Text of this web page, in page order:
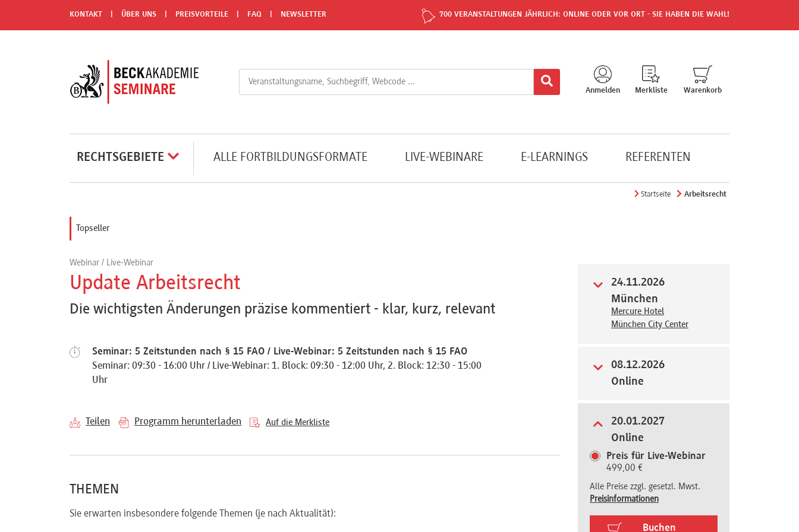
KONTAKT ÜBER UNS PREISVORTEILE FAQ NEWSLETTER 700 VERANSTALTUNGEN JÄHRLICH: ONLINE ODER VOR ORT - SIE HABEN DIE WAHL!
Anmelden Merkliste Warenkorb
RECHTSGEBIETE ALLE FORTBILDUNGSFORMATE LIVE-WEBINARE E-LEARNINGS REFERENTEN
Startseite Arbeitsrecht
Topseller
Webinar / Live-Webinar
Update Arbeitsrecht
Die wichtigsten Änderungen präzise kommentiert - klar, kurz, relevant
Seminar: 5 Zeitstunden nach § 15 FAO / Live-Webinar: 5 Zeitstunden nach § 15 FAO
Seminar: 09:30 - 16:00 Uhr / Live-Webinar: 1. Block: 09:30 - 12:00 Uhr, 2. Block: 12:30 - 15:00
Uhr
Teilen Programm herunterladen Auf die Merkliste
THEMEN
Sie erwarten insbesondere folgende Themen (je nach Aktualität):
24.11.2026
München
Mercure Hotel
München City Center
08.12.2026
Online
20.01.2027
Online
Preis für Live-Webinar
499,00 €
Alle Preise zzgl. gesetzl. Mwst.
Preisinformationen
Buchen